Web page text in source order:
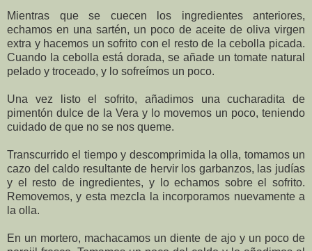
Mientras que se cuecen los ingredientes anteriores,
echamos en una sartén, un poco de aceite de oliva virgen
extra y hacemos un sofrito con el resto de la cebolla picada.
Cuando la cebolla está dorada, se añade un tomate natural
pelado y troceado, y lo sofreímos un poco.
Una vez listo el sofrito, añadimos una cucharadita de
pimentón dulce de la Vera y lo movemos un poco, teniendo
cuidado de que no se nos queme.
Transcurrido el tiempo y descomprimida la olla, tomamos un
cazo del caldo resultante de hervir los garbanzos, las judías
y el resto de ingredientes, y lo echamos sobre el sofrito.
Removemos, y esta mezcla la incorporamos nuevamente a
la olla.
En un mortero, machacamos un diente de ajo y un poco de